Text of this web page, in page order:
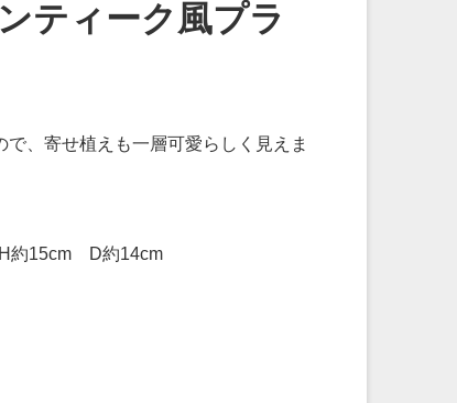
ティーク風プラ
、寄せ植えも一層可愛らしく見えま
約15cm D約14cm